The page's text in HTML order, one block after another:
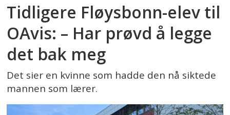
Tidligere Fløysbonn-elev til
OAvis: – Har prøvd å legge
det bak meg
Det sier en kvinne som hadde den nå siktede
mannen som lærer.